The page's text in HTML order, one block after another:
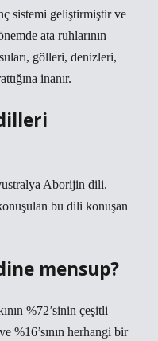
sistemi geliştirmiştir ve
ata ruhlarının
gölleri, denizleri,
inanır.
Aborijin dili.
bu dili konuşan
mensup?
%72’sinin çeşitli
%16’sının herhangi bir